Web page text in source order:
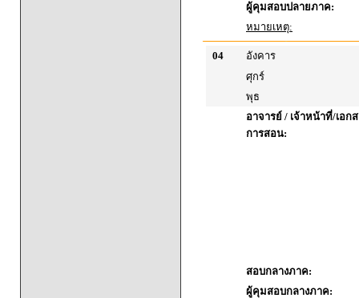
ผู้คุมสอบปลายภาค:
หมายเหตุ:
04
อังคาร
ศุกร์
พุธ
อาจารย์ / เจ้าหน้าที่/เอก
การสอน:
สอบกลางภาค:
ผู้คุมสอบกลางภาค: